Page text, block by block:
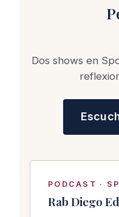
Dos shows en
PODCAST ·
Rab Diego